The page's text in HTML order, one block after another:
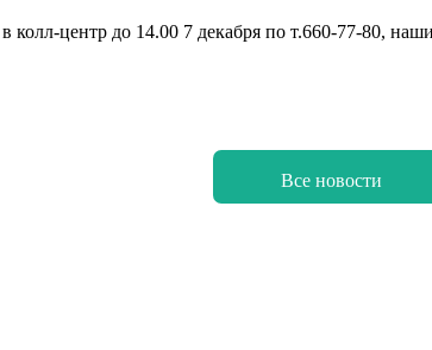
центр до 14.00 7 декабря по т.660-77-80,
Все новости